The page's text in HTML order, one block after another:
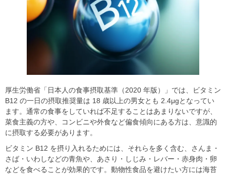
厚生労働省「日本人の食事摂取基準（2020 年版）」では、ビタミン
B12 の一日の摂取推奨量は 18 歳以上の男女とも 2.4μgとなってい
ます。通常の食事をしていれば不足することはあまりないですが、
菜食主義の方や、コンビニや外食など偏食傾向にある方は、意識的
に摂取する必要があります。
ビタミン B12 を摂り入れるためには、それらを多く含む、さんま・
さば・いわしなどの青魚や、あさり・しじみ・レバー・赤身肉・卵
などを食べることが効果的です。動物性食品を避けたい方には海苔